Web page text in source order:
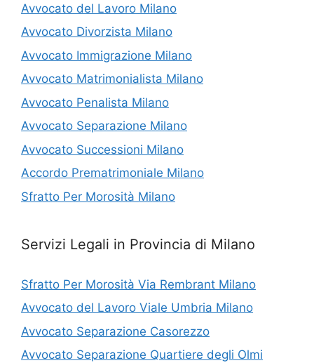
Avvocato del Lavoro Milano
Avvocato Divorzista Milano
Avvocato Immigrazione Milano
Avvocato Matrimonialista Milano
Avvocato Penalista Milano
Avvocato Separazione Milano
Avvocato Successioni Milano
Accordo Prematrimoniale Milano
Sfratto Per Morosità Milano
Servizi Legali in Provincia di Milano
Sfratto Per Morosità Via Rembrant Milano
Avvocato del Lavoro Viale Umbria Milano
Avvocato Separazione Casorezzo
Avvocato Separazione Quartiere degli Olmi